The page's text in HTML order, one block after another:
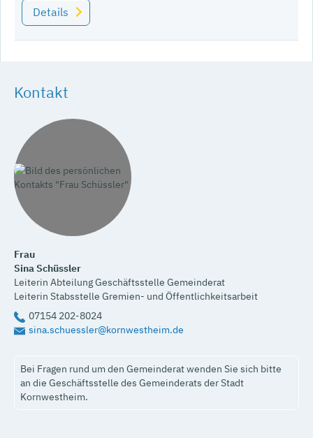
Details
Kontakt
Frau
SinaSchüssler
Leiterin Abteilung Geschäftsstelle Gemeinderat
Leiterin Stabsstelle Gremien- und Öffentlichkeitsarbeit
sina.schuessler@kornwestheim.de
07154 202-8024
Bei Fragen rund um den Gemeinderat wenden Sie sich bitte
an die Geschäftsstelle des Gemeinderats der Stadt
Kornwestheim.